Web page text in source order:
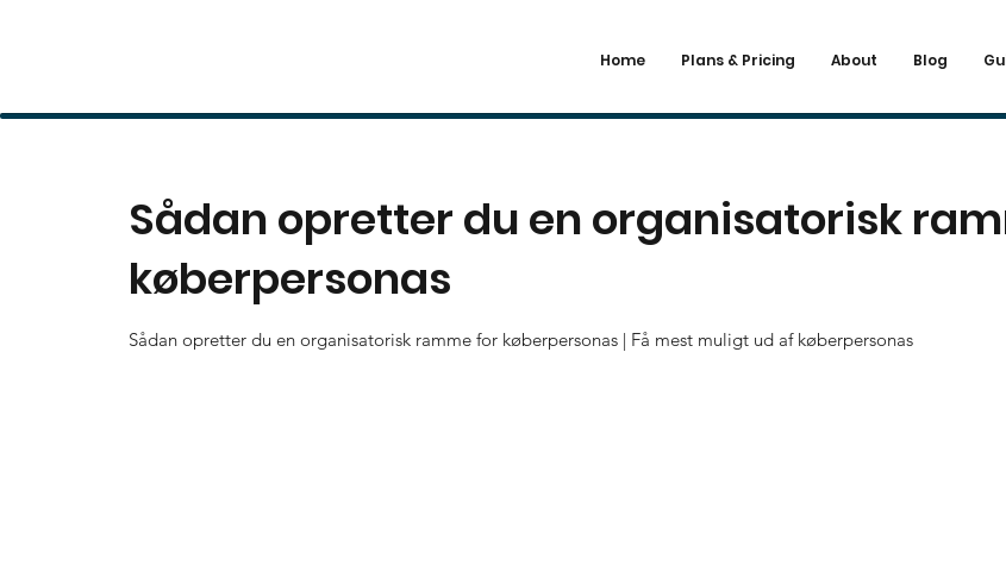
Home Plans & Pricing About Blog
Sådan opretter du en organisatorisk
køberpersonas
Sådan opretter du en organisatorisk ramme for køberpersonas | Få mest muligt ud af køberpersonas